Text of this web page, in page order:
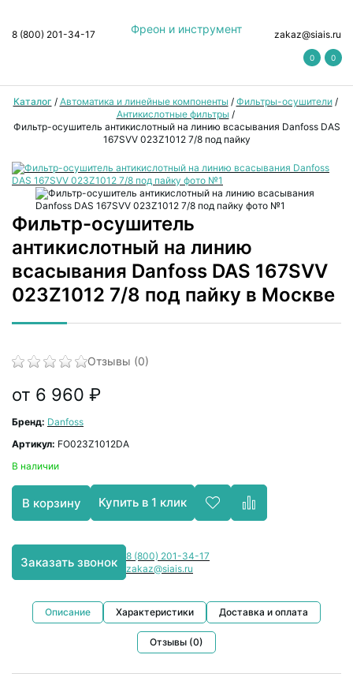
Фреон и инструмент
8 (800) 201-34-17 zakaz@siais.ru
0 0
Каталог / Автоматика и линейные компоненты / Фильтры-осушители/
Антикислотные фильтры /
Фильтр-осушитель антикислотный на линию всасывания Danfoss DAS
167SVV 023Z1012 7/8 под пайку
Фильтр-осушитель
антикислотный на линию
всасывания Danfoss DAS 167SVV
023Z1012 7/8 под пайку в Москве
Отзывы (0)
от 6 960 ₽
Бренд: Danfoss
Артикул: FO023Z1012DA
В наличии
В корзину Купить в 1 клик
Заказать звонок
8 (800) 201-34-17
zakaz@siais.ru
Описание Характеристики Доставка и оплата
Отзывы (0)